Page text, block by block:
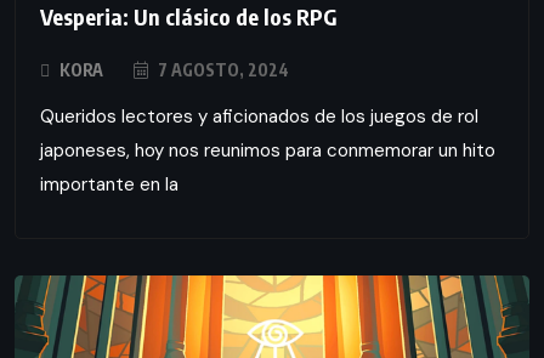
Vesperia: Un clásico de los RPG
KORA 7 AGOSTO, 2024
Queridos lectores y aficionados de los juegos de rol
japoneses, hoy nos reunimos para conmemorar un hito
importante en la